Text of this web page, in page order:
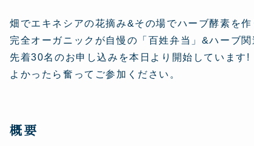
畑でエキネシアの花摘み&その場でハーブ酵素を作
完全オーガニックが自慢の「百姓弁当」&ハーブ
先着30名のお申し込みを本日より開始しています!
よかったら奮ってご参加ください。
概要